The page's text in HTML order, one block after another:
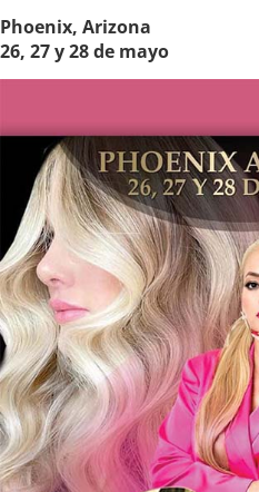
Phoenix, Arizona
26, 27 y 28 de mayo